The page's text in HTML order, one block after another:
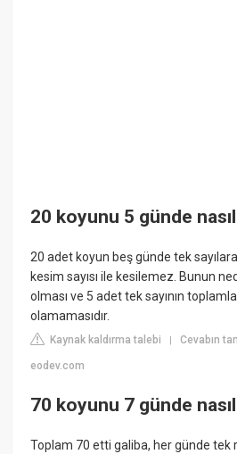
20 koyunu 5 günde
20 adet koyun beş günde tek
kesim sayısı ile kesilemez. Bunun
olması ve 5 adet tek sayının
olamamasıdır.
Kaynak kaldırma talebi |Cevabın
eodev.com
70 koyunu 7 günde
Toplam 70 etti galiba, her günde tek